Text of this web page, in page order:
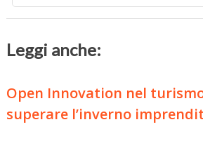
Leggi anche:
Open Innovation nel
superare l’inverno